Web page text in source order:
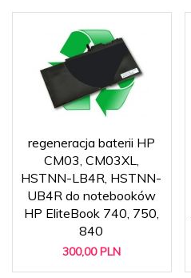
regeneracja baterii HP
CM03, CM03XL,
HSTNN-LB4R, HSTNN-
UB4R do notebooków
HP EliteBook 740, 750,
840
300,00 PLN